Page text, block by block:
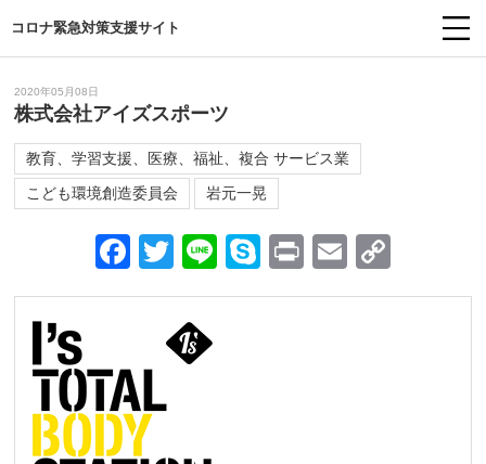
コロナ緊急対策支援サイト
2020年05月08日
株式会社アイズスポーツ
教育、学習支援、医療、福祉、複合 サービス業
こども環境創造委員会
岩元一晃
Facebook
Twitter
LineSkypePrintEmail
Link